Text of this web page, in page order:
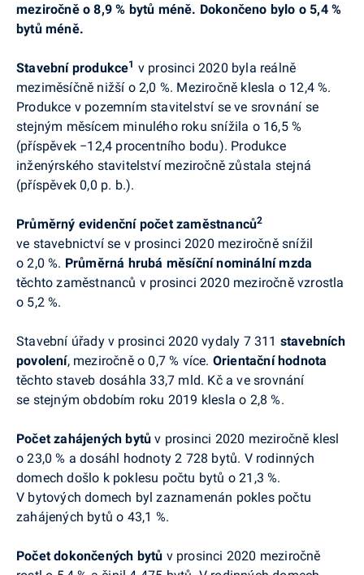
meziročně o 8,9 % bytů méně. Dokončeno bylo o 5,4 %
bytů méně.
Stavební produkce1 v prosinci 2020 byla reálně
meziměsíčně nižší o 2,0 %. Meziročně klesla o 12,4 %.
Produkce v pozemním stavitelství se ve srovnání se
stejným měsícem minulého roku snížila o 16,5 %
(příspěvek −12,4 procentního bodu). Produkce
inženýrského stavitelství meziročně zůstala stejná
(příspěvek 0,0 p. b.).
Průměrný evidenční počet zaměstnanců2
ve stavebnictví se v prosinci 2020 meziročně snížil
o 2,0 %. Průměrná hrubá měsíční nominální mzda
těchto zaměstnanců v prosinci 2020 meziročně vzrostla
o 5,2 %.
Stavební úřady v prosinci 2020 vydaly 7 311 stavebních
povolení, meziročně o 0,7 % více. Orientační hodnota
těchto staveb dosáhla 33,7 mld. Kč a ve srovnání
se stejným obdobím roku 2019 klesla o 2,8 %.
Počet zahájených bytů v prosinci 2020 meziročně klesl
o 23,0 % a dosáhl hodnoty 2 728 bytů. V rodinných
domech došlo k poklesu počtu bytů o 21,3 %.
V bytových domech byl zaznamenán pokles počtu
zahájených bytů o 43,1 %.
Počet dokončených bytů v prosinci 2020 meziročně